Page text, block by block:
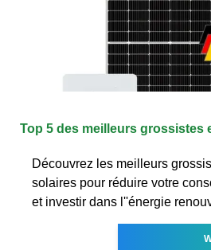
Top 5 des meilleurs grossistes
Découvrez les meilleurs
solaires pour réduire votre
et investir dans l''énergie